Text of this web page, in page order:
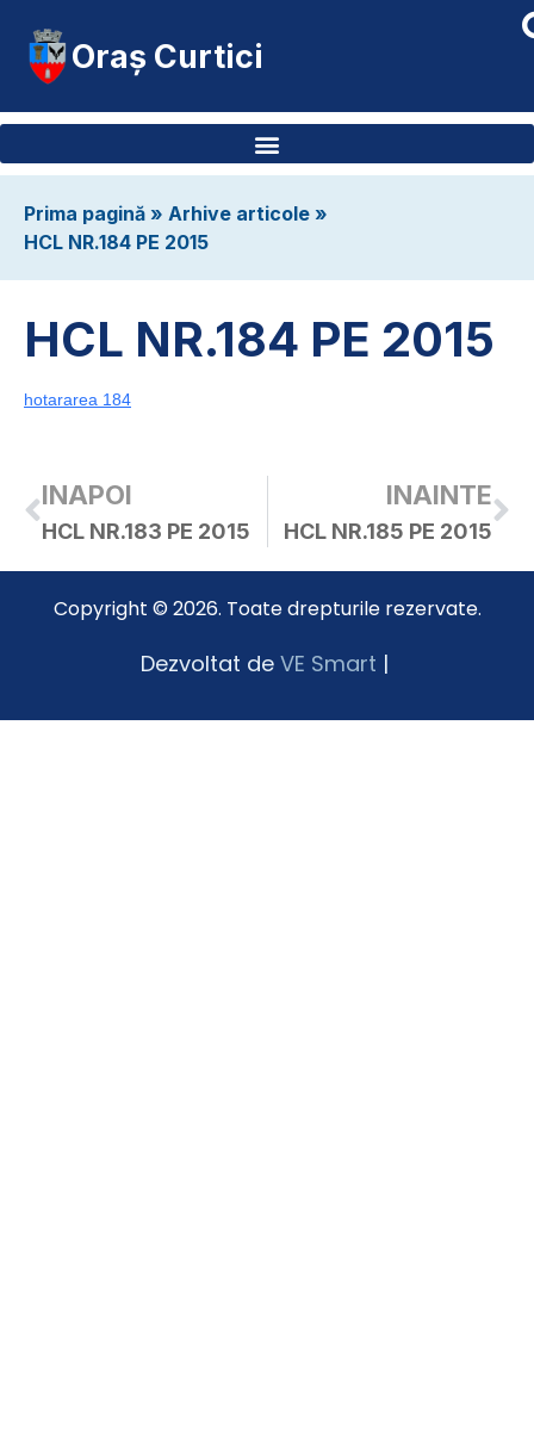
Oraș Curtici
Prima pagină » Arhive articole »
HCL NR.184 PE 2015
HCL NR.184 PE 2015
hotararea 184
INAPOI
HCL NR.183 PE 2015
INAINTE
HCL NR.185 PE 2015
Copyright © 2026. Toate drepturile rezervate.
Dezvoltat de VE Smart |